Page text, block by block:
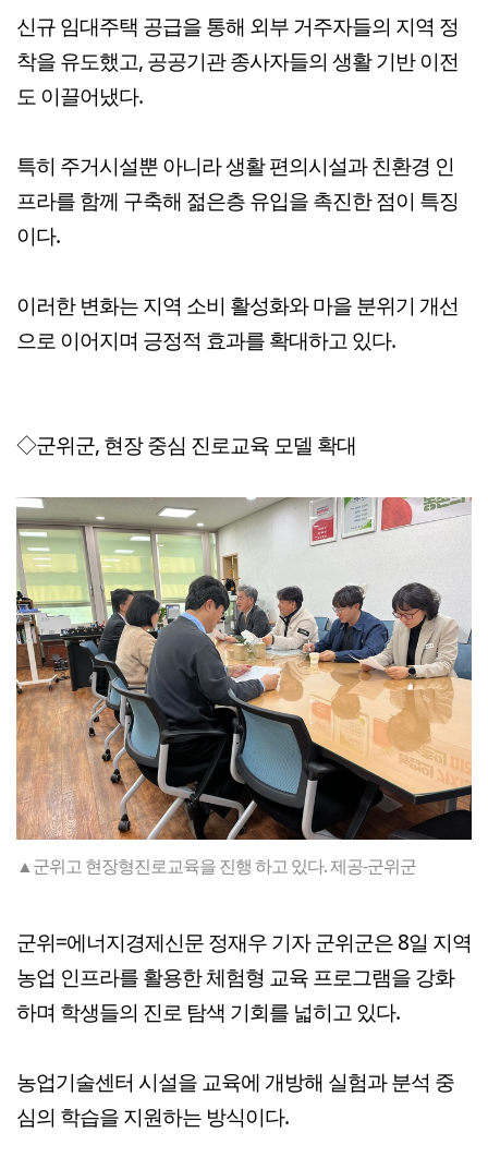
신규 임대주택 공급을 통해 외부 거주자들의 지역 정
착을 유도했고, 공공기관 종사자들의 생활 기반 이전
도 이끌어냈다.
특히 주거시설뿐 아니라 생활 편의시설과 친환경 인
프라를 함께 구축해 젊은층 유입을 촉진한 점이 특징
이다.
이러한 변화는 지역 소비 활성화와 마을 분위기 개선
으로 이어지며 긍정적 효과를 확대하고 있다.
◇군위군, 현장 중심 진로교육 모델 확대
▲군위고 현장형진로교육을 진행 하고 있다. 제공-군위군
군위=에너지경제신문 정재우 기자 군위군은 8일 지역
농업 인프라를 활용한 체험형 교육 프로그램을 강화
하며 학생들의 진로 탐색 기회를 넓히고 있다.
농업기술센터 시설을 교육에 개방해 실험과 분석 중
심의 학습을 지원하는 방식이다.